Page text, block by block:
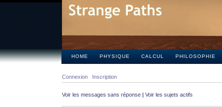
HOME PHYSIQUE CALCUL PHILOSOPHIE
Connexion Inscription
Voir les messages sans réponse | Voir les sujets actifs